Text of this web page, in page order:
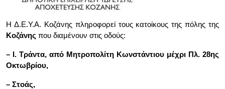
Η Δ.Ε.Υ.Α. Κοζάνης πληροφορεί τους κατοίκους της πόλης της
Κοζάνης που διαμένουν στις οδούς:
– Ι. Τράντα, από Μητροπολίτη Κωνστάντιου μέχρι Πλ. 28ης
Οκτωβρίου,
– Στοάς,